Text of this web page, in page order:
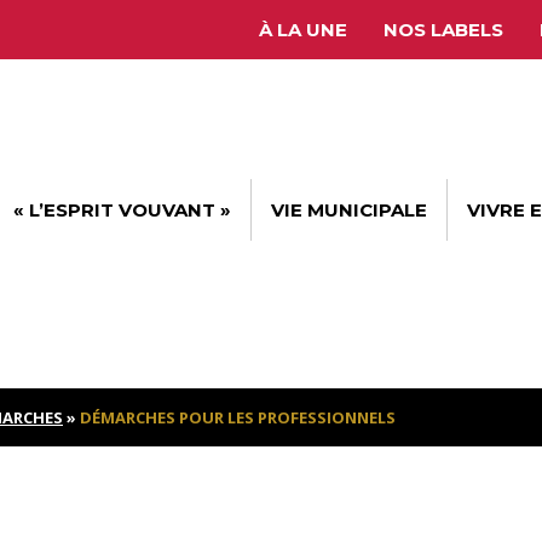
À LA UNE NOS LABELS
« L’ESPRIT VOUVANT » VIE MUNICIPALE VIVRE
» DÉMARCHES POUR LES PROFESSIONNELS